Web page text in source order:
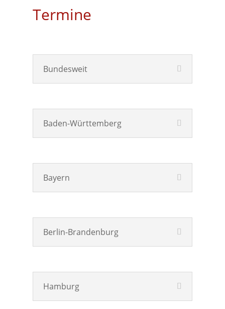
Termine
Bundesweit
Baden-Württemberg
Bayern
Berlin-Brandenburg
Hamburg